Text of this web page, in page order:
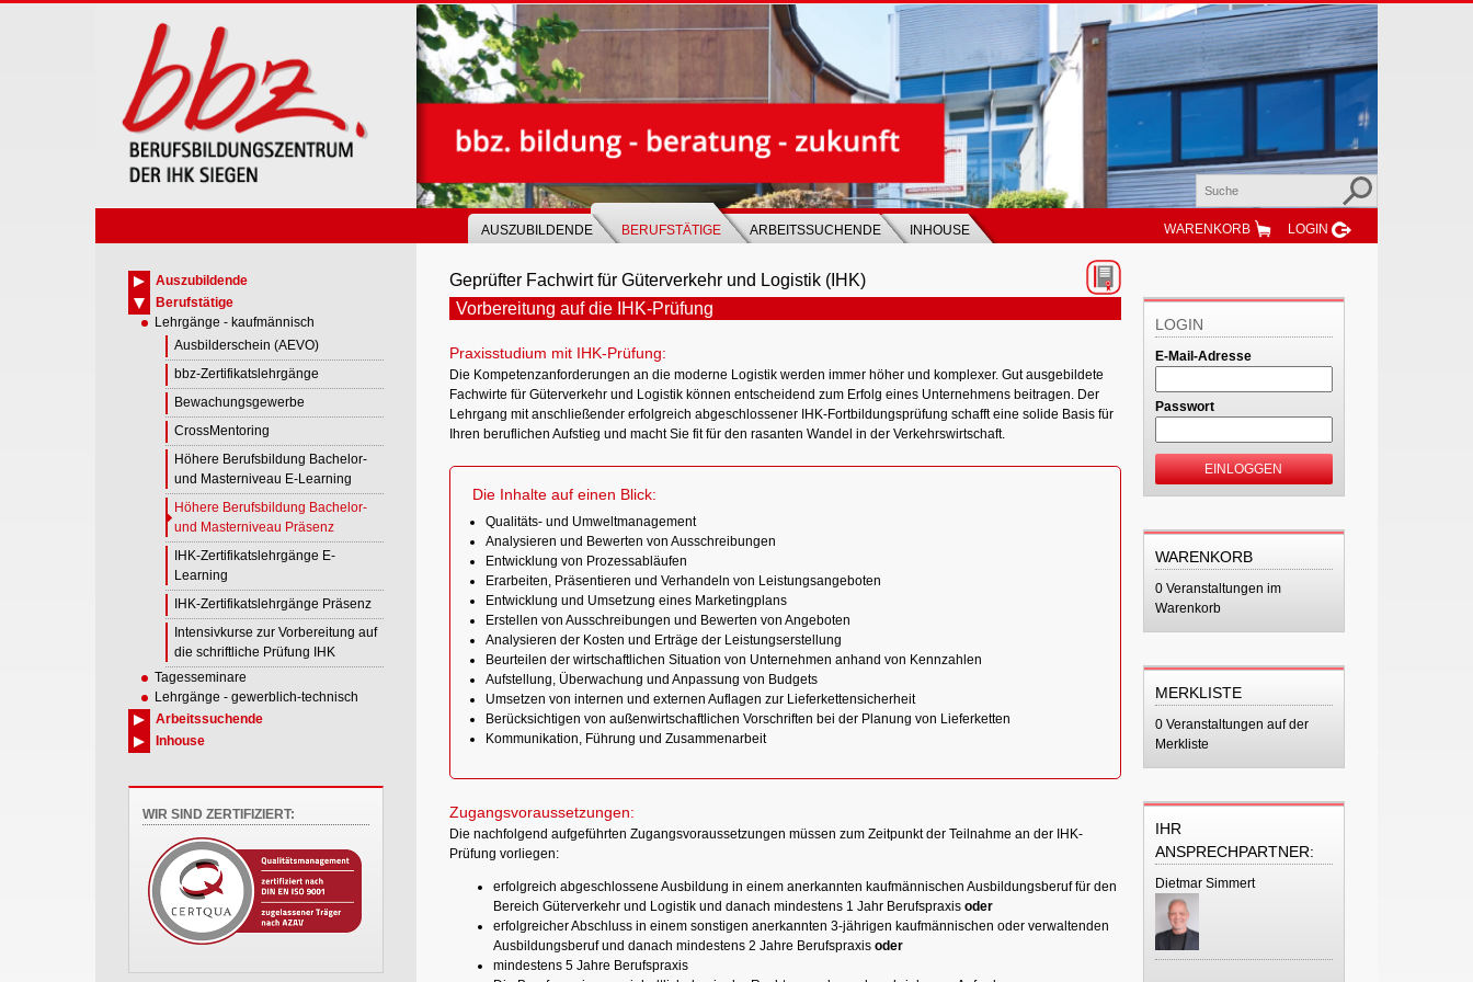
AUSZUBILDENDE BERUFSTÄTIGE ARBEITSSUCHENDE INHOUSE WARENKORB LOGIN
Geprüfter Fachwirt für Güterverkehr und Logistik (IHK)
Vorbereitung auf die IHK-Prüfung
Praxisstudium mit IHK-Prüfung:
Die Kompetenzanforderungen an die moderne Logistik werden immer höher und komplexer. Gut ausgebildete
Fachwirte für Güterverkehr und Logistik können entscheidend zum Erfolg eines Unternehmens beitragen. Der
Lehrgang mit anschließender erfolgreich abgeschlossener IHK-Fortbildungsprüfung schafft eine solide Basis für
Ihren beruflichen Aufstieg und macht Sie fit für den rasanten Wandel in der Verkehrswirtschaft.
Die Inhalte auf einen Blick:
Qualitäts- und Umweltmanagement
Analysieren und Bewerten von Ausschreibungen
Entwicklung von Prozessabläufen
Erarbeiten, Präsentieren und Verhandeln von Leistungsangeboten
Entwicklung und Umsetzung eines Marketingplans
Erstellen von Ausschreibungen und Bewerten von Angeboten
Analysieren der Kosten und Erträge der Leistungserstellung
Beurteilen der wirtschaftlichen Situation von Unternehmen anhand von Kennzahlen
Aufstellung, Überwachung und Anpassung von Budgets
Umsetzen von internen und externen Auflagen zur Lieferkettensicherheit
Berücksichtigen von außenwirtschaftlichen Vorschriften bei der Planung von Lieferketten
Kommunikation, Führung und Zusammenarbeit
Zugangsvoraussetzungen:
Die nachfolgend aufgeführten Zugangsvoraussetzungen müssen zum Zeitpunkt der Teilnahme an der IHK-
Prüfung vorliegen:
erfolgreich abgeschlossene Ausbildung in einem anerkannten kaufmännischen Ausbildungsberuf für den
Bereich Güterverkehr und Logistik und danach mindestens 1 Jahr Berufspraxis oder
erfolgreicher Abschluss in einem sonstigen anerkannten 3-jährigen kaufmännischen oder verwaltenden
Ausbildungsberuf und danach mindestens 2 Jahre Berufspraxis oder
mindestens 5 Jahre Berufspraxis
LOGIN
E-Mail-Adresse
Passwort
EINLOGGEN
WARENKORB
0 Veranstaltungen im
Warenkorb
MERKLISTE
0 Veranstaltungen auf der
Merkliste
IHR
ANSPRECHPARTNER:
Dietmar Simmert
Auszubildende
Berufstätige
Lehrgänge - kaufmännisch
Ausbilderschein (AEVO)
bbz-Zertifikatslehrgänge
Bewachungsgewerbe
CrossMentoring
Höhere Berufsbildung Bachelor-
und Masterniveau E-Learning
Höhere Berufsbildung Bachelor-
und Masterniveau Präsenz
IHK-Zertifikatslehrgänge E-
Learning
IHK-Zertifikatslehrgänge Präsenz
Intensivkurse zur Vorbereitung auf
die schriftliche Prüfung IHK
Tagesseminare
Lehrgänge - gewerblich-technisch
Arbeitssuchende
Inhouse
WIR SIND ZERTIFIZIERT: